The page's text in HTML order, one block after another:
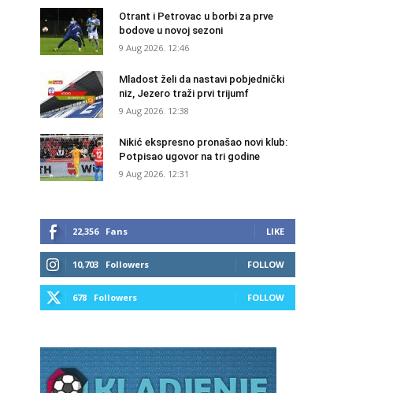
Otrant i Petrovac u borbi za prve
bodove u novoj sezoni
9 Aug 2026. 12:46
Mladost želi da nastavi pobjednički
niz, Jezero traži prvi trijumf
9 Aug 2026. 12:38
Nikić ekspresno pronašao novi klub:
Potpisao ugovor na tri godine
9 Aug 2026. 12:31
22,356 Fans LIKE
10,703 Followers FOLLOW
678 Followers FOLLOW